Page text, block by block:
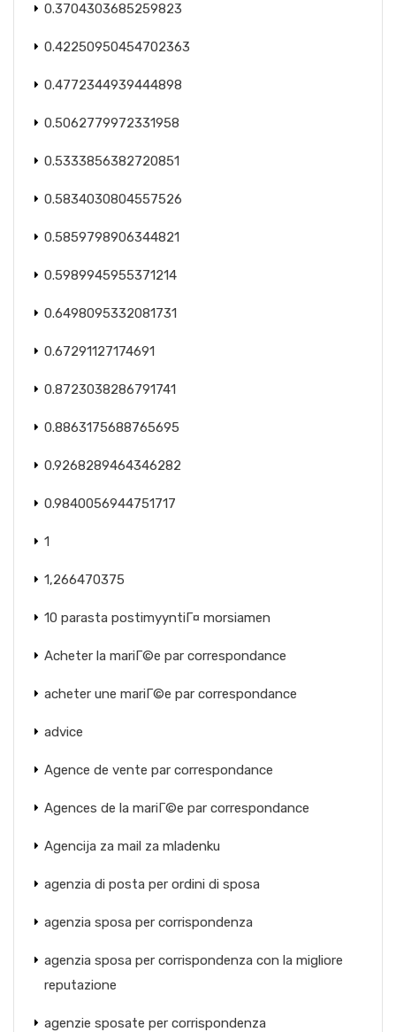
0.3704303685259823
0.42250950454702363
0.4772344939444898
0.5062779972331958
0.5333856382720851
0.5834030804557526
0.5859798906344821
0.5989945955371214
0.6498095332081731
0.67291127174691
0.8723038286791741
0.8863175688765695
0.9268289464346282
0.9840056944751717
1
1,266470375
10 parasta postimyyntiГ¤ morsiamen
Acheter la mariГ©e par correspondance
acheter une mariГ©e par correspondance
advice
Agence de vente par correspondance
Agences de la mariГ©e par correspondance
Agencija za mail za mladenku
agenzia di posta per ordini di sposa
agenzia sposa per corrispondenza
agenzia sposa per corrispondenza con la migliore
reputazione
agenzie sposate per corrispondenza